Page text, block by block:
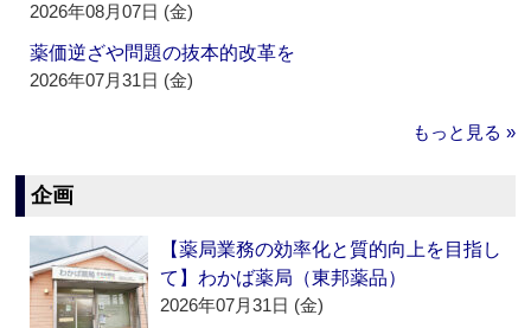
2026年08月07日 (金)
薬価逆ざや問題の抜本的改革を
2026年07月31日 (金)
もっと見る »
企画
【薬局業務の効率化と質的向上を目指し
て】わかば薬局（東邦薬品）
2026年07月31日 (金)